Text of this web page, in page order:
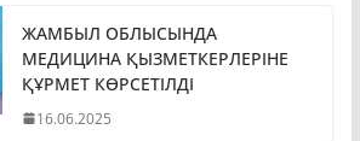
ЖАМБЫЛ ОБЛЫСЫНДА
МЕДИЦИНА ҚЫЗМЕТКЕРЛЕРІНЕ
ҚҰРМЕТ КӨРСЕТІЛДІ
16.06.2025